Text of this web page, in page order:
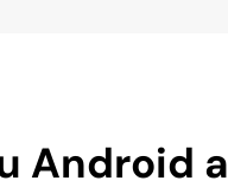
Android a